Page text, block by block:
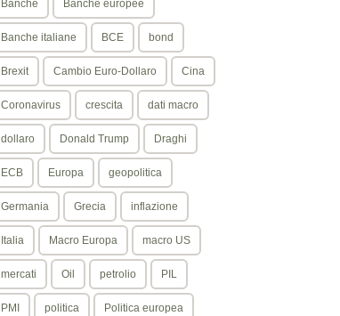
Banche Banche europee
Banche italiane BCE bond
Brexit Cambio Euro-Dollaro Cina
Coronavirus crescita dati macro
dollaro Donald Trump Draghi
ECB Europa geopolitica
Germania Grecia inflazione
Italia Macro Europa macro US
mercati Oil petrolio PIL
PMI politica Politica europea